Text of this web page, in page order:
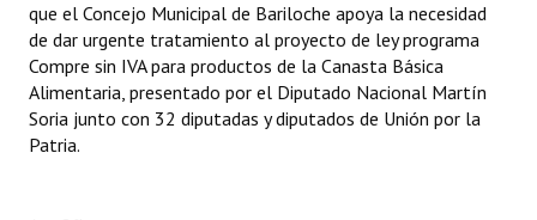
que el Concejo Municipal de Bariloche apoya la necesidad
de dar urgente tratamiento al proyecto de ley programa
Compre sin IVA para productos de la Canasta Básica
Alimentaria, presentado por el Diputado Nacional Martín
Soria junto con 32 diputadas y diputados de Unión por la
Patria.